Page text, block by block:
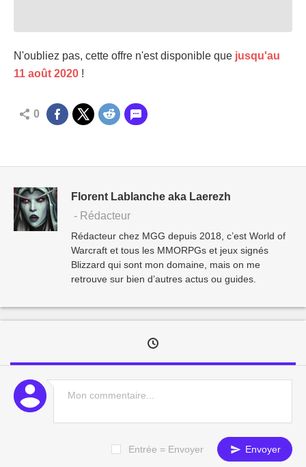
N'oubliez pas, cette offre n'est disponible que jusqu'au
11 août 2020 !
0
Florent Lablanche aka Laerezh
- Rédacteur
Rédacteur chez MGG depuis 2018, c’est World of
Warcraft et tous les MMORPGs et jeux signés
Blizzard qui sont mon domaine, mais on me
retrouve sur bien d’autres actus ou guides.
Entrée = Envoyer Envoyer